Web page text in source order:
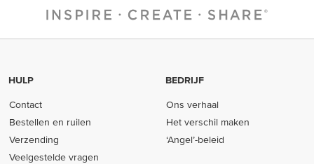
HULP
Contact
Bestellen en ruilen
Verzending
Veelgestelde vragen
BEDRIJF
Ons verhaal
Het verschil maken
‘Angel’-beleid